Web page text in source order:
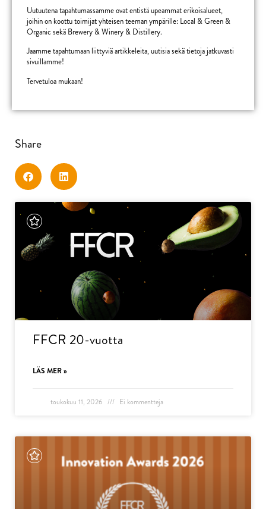
Uutuutena tapahtumassamme ovat entistä upeammat erikoisalueet,
joihin on koottu toimijat yhteisen teeman ympärille: Local & Green &
Organic sekä Brewery & Winery & Distillery.
Jaamme tapahtumaan liittyviä artikkeleita, uutisia sekä tietoja jatkuvasti
sivuillamme!
Tervetuloa mukaan!
Share
FFCR 20-vuotta
LÄS MER »
toukokuu 11, 2026 Ei kommentteja